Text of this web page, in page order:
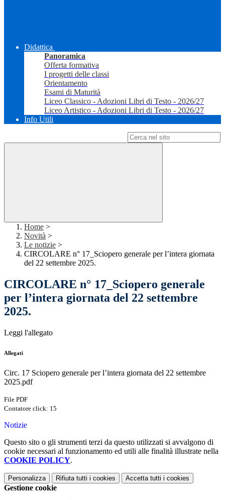
Didattica
Panoramica
Offerta formativa
I progetti delle classi
Orientamento
Esami di Maturità
Liceo Classico - Adozioni Libri di Testo - 2026/27
Liceo Artistico - Adozioni Libri di Testo - 2026/27
Info Utili
Home >
Novità >
Le notizie >
CIRCOLARE n° 17_Sciopero generale per l’intera giornata
del 22 settembre 2025.
CIRCOLARE n° 17_Sciopero generale
per l’intera giornata del 22 settembre
2025.
Leggi l'allegato
Allegati
Circ. 17 Sciopero generale per l’intera giornata del 22 settembre
2025.pdf
File PDF
Contatore click: 15
Notizie
Questo sito o gli strumenti terzi da questo utilizzati si avvalgono di
cookie necessari al funzionamento ed utili alle finalità illustrate nella
COOKIE POLICY.
Personalizza Rifiuta tutti i cookies Accetta tutti i cookies
Gestione cookie